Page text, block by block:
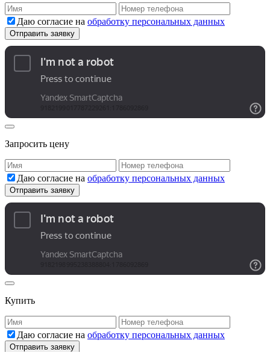
Даю согласие на обработку персональных данных
Запросить цену
Даю согласие на обработку персональных данных
Купить
Даю согласие на обработку персональных данных